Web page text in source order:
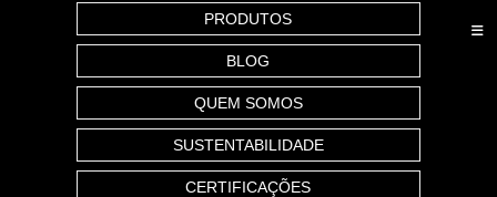
PRODUTOS
BLOG
QUEM SOMOS
SUSTENTABILIDADE
CERTIFICAÇÕES